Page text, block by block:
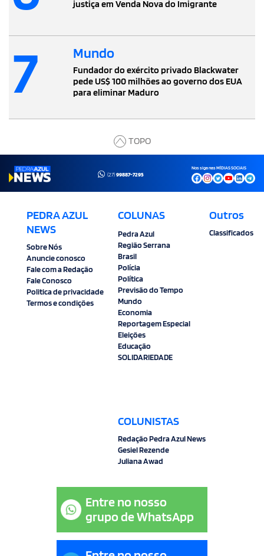
justiça em Venda Nova do Imigrante
7 Mundo
Fundador do exército privado Blackwater
pede US$ 100 milhões ao governo dos EUA
para eliminar Maduro
TOPO
(27)99887-7295
Nos siga nas MÍDIAS SOCIAIS
PEDRA AZUL
NEWS
Sobre Nós
Anuncie conosco
Fale com a Redação
Fale Conosco
Politica de privacidade
Termos e condições
COLUNAS
Pedra Azul
Região Serrana
Brasil
Polícia
Política
Previsão do Tempo
Mundo
Economia
Reportagem Especial
Eleições
Educação
SOLIDARIEDADE
COLUNISTAS
Redação Pedra Azul News
Gesiel Rezende
Juliana Awad
Outros
Classificados
Entre no nosso
grupo de WhatsApp